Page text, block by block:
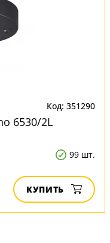
Код: 351290
6530/2L
99 шт.
КУПИТЬ